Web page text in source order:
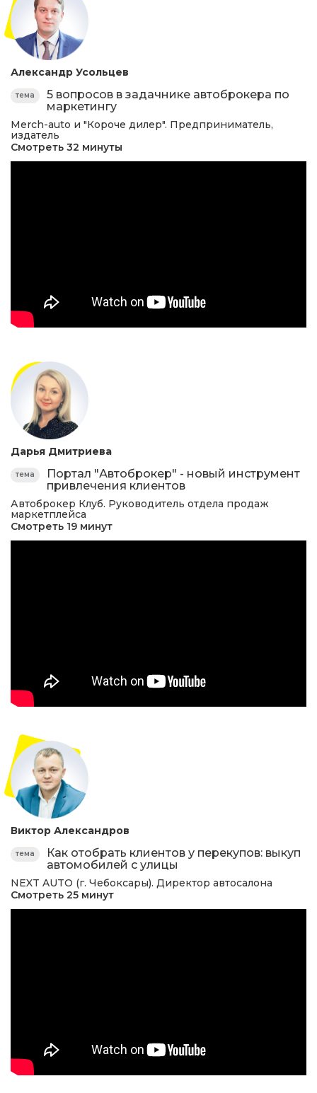
Александр Усольцев
тема
5 вопросов в задачнике автоброкера по
маркетингу
Мerch-auto и "Короче дилер". Предприниматель,
издатель
Смотреть 32 минуты
Дарья Дмитриева
тема
Портал "Автоброкер" - новый инструмент
привлечения клиентов
Автоброкер Клуб. Руководитель отдела продаж
маркетплейса
Смотреть 19 минут
Виктор Александров
тема
Как отобрать клиентов у перекупов: выкуп
автомобилей с улицы
NEXT AUTO (г. Чебоксары). Директор автосалона
Смотреть 25 минут